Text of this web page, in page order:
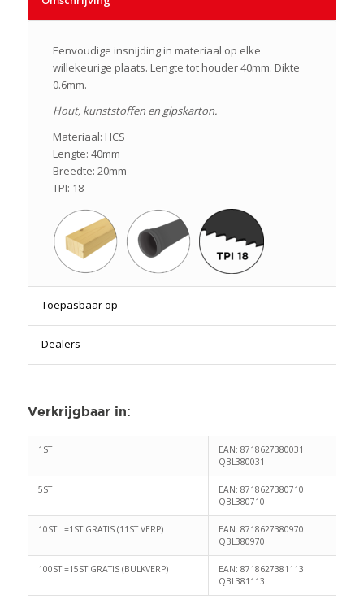
Eenvoudige insnijding in materiaal op elke
willekeurige plaats. Lengte tot houder 40mm. Dikte
0.6mm.
Hout, kunststoffen en gipskarton.
Materiaal: HCS
Lengte: 40mm
Breedte: 20mm
TPI: 18
Toepasbaar op
Dealers
Verkrijgbaar in:
1ST
EAN: 8718627380031
QBL380031
5ST
EAN: 8718627380710
QBL380710
10ST =1ST GRATIS (11ST VERP)
EAN: 8718627380970
QBL380970
100ST =15ST GRATIS (BULKVERP)
EAN: 8718627381113
QBL381113